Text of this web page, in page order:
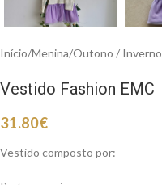
Início Menina Outono / Inverno
Vestido Fashion EMC
31.80€
Vestido composto por: